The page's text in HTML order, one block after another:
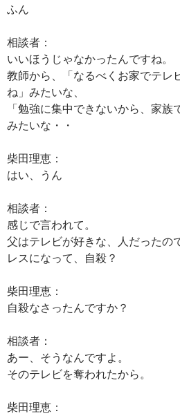
ふん
相談者：
いいほうじゃなかったんですね。
教師から、「なるべくお家でテレ
ね」みたいな、
「勉強に集中できないから、家族
みたいな・・
柴田理恵：
はい、うん
相談者：
感じで言われて。
父はテレビが好きな、人だったの
レスになって、自殺？
柴田理恵：
自殺なさったんですか？
相談者：
あー、そうなんですよ。
そのテレビを奪われたから。
柴田理恵：